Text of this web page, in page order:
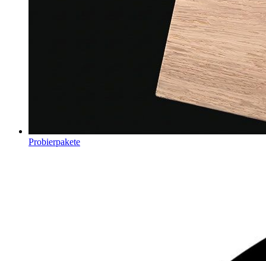
Probierpakete